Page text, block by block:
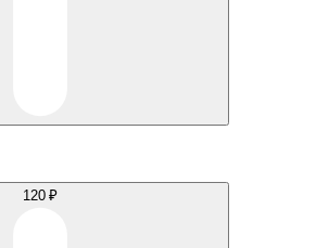
120 ₽